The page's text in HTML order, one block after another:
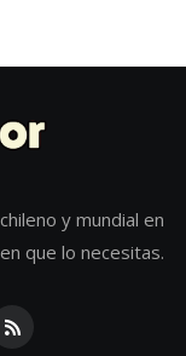
y mundial en
que lo necesitas.